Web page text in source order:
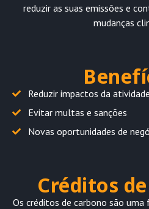
reduzir as suas emissões e
mudanças
Reduzir impactos da
Evitar multas e sanções
Novas oportunidades de
Créditos
Os créditos de carbono são